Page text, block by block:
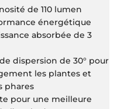
de 110 lumen
énergétique
absorbée de 3
dispersion de 30° pour
les plantes et
phares
pour une meilleure